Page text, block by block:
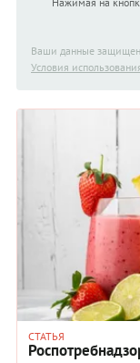
Ваши данные
Условия
СТАТЬЯ